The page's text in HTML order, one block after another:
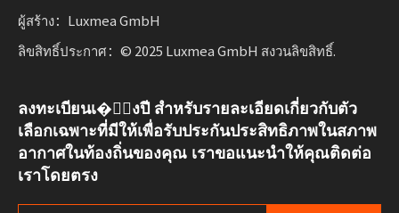
ผู้สร้าง：Luxmea GmbH
ลิขสิทธิ์ประกาศ：© 2025 Luxmea GmbH สงวนลิขสิทธิ์.
ลงทะเบียนเ�ั้งปี สำหรับรายละเอียดเกี่ยวกับตัว
เลือกเฉพาะที่มีให้เพื่อรับประกันประสิทธิภาพในสภาพ
อากาศในท้องถิ่นของคุณ เราขอแนะนำให้คุณติดต่อ
เราโดยตรง